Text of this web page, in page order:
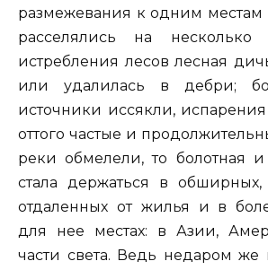
размежевания к одним местам
расселялись на
истребления лесов лесная
или удалилась в дебри;
источники иссякли,
оттого частые и
реки обмелели, то болотная
стала держаться в обширных,
отдаленных от жилья и в
для нее местах: в Азии,
части света. Ведь недаром же